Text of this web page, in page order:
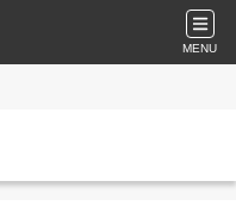
MENU